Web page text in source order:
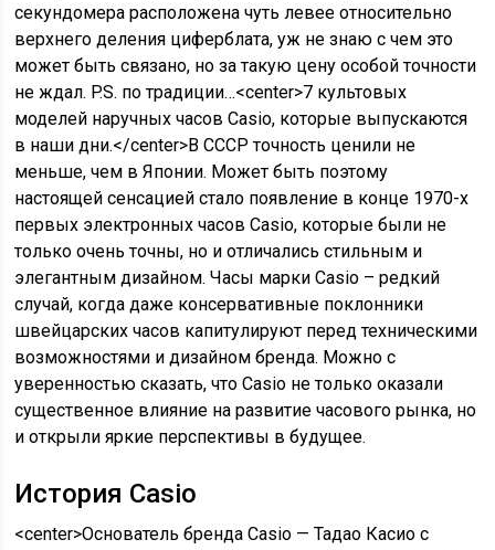
секундомера расположена чуть левее относительно
верхнего деления циферблата, уж не знаю с чем это
может быть связано, но за такую цену особой точности
не ждал. P.S. по традиции…<center>7 культовых
моделей наручных часов Casio, которые выпускаются
в наши дни.</center>В СССР точность ценили не
меньше, чем в Японии. Может быть поэтому
настоящей сенсацией стало появление в конце 1970-х
первых электронных часов Casio, которые были не
только очень точны, но и отличались стильным и
элегантным дизайном. Часы марки Casio – редкий
случай, когда даже консервативные поклонники
швейцарских часов капитулируют перед техническими
возможностями и дизайном бренда. Можно с
уверенностью сказать, что Casio не только оказали
существенное влияние на развитие часового рынка, но
и открыли яркие перспективы в будущее.
История Casio
<center>Основатель бренда Casio — Тадао Касио с